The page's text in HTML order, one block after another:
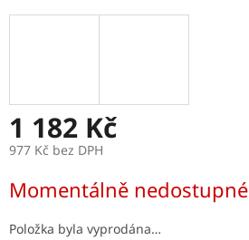
1 182 Kč
977 Kč bez DPH
cena:
Momentálně nedostupné
Položka byla vyprodána…